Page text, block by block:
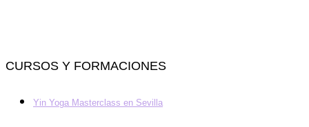
CURSOS Y FORMACIONES
Yin Yoga Masterclass en Sevilla